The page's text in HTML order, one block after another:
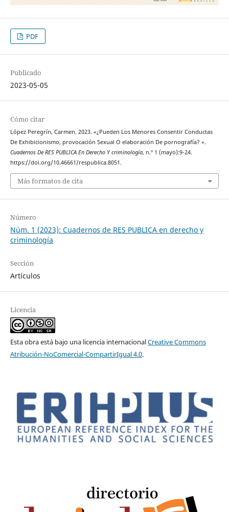
PDF
Publicado
2023-05-05
Cómo citar
López Peregrín, Carmen. 2023. «¿Pueden Los Menores Consentir Conductas
De Exhibicionismo, provocación Sexual O elaboración De pornografía? ».
Cuadernos De RES PUBLICA En Derecho Y criminología, n.º 1 (mayo):9-24.
https://doi.org/10.46661/respublica.8051.
Más formatos de cita
Número
Núm. 1 (2023): Cuadernos de RES PUBLICA en derecho y
criminología
Sección
Artículos
Licencia
Esta obra está bajo una licencia internacionalCreative Commons
Atribución-NoComercial-CompartirIgual 4.0.